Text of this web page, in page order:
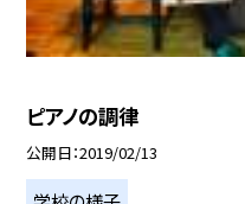
ピアノの調律
公開日 2019/02/13